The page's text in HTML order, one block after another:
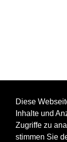
Diese
Inhalte und
Zugriffe zu
stimmen Sie